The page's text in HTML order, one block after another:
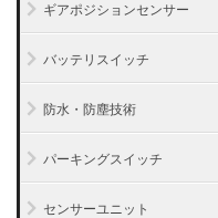
ギアポジションセンサー
バッテリスイッチ
防水・防塵技術
パーキングスイッチ
センサーユニット